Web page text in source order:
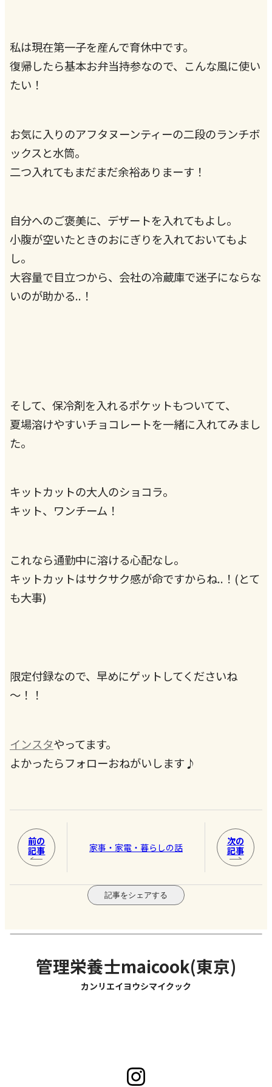
私は現在第一子を産んで育休中です。
復帰したら基本お弁当持参なので、こんな風に使い
たい！
お気に入りのアフタヌーンティーの二段のランチボ
ックスと水筒。
二つ入れてもまだまだ余裕ありまーす！
自分へのご褒美に、デザートを入れてもよし。
小腹が空いたときのおにぎりを入れておいてもよ
し。
大容量で目立つから、会社の冷蔵庫で迷子にならな
いのが助かる..！
そして、保冷剤を入れるポケットもついてて、
夏場溶けやすいチョコレートを一緒に入れてみまし
た。
キットカットの大人のショコラ。
キット、ワンチーム！
これなら通勤中に溶ける心配なし。
キットカットはサクサク感が命ですからね..！(とて
も大事)
限定付録なので、早めにゲットしてくださいね
～！！
インスタやってます。
よかったらフォローおねがいします♪
前の
記事
家事・家電・暮らしの話
次の
記事
記事をシェアする
管理栄養士maicook(東京)
カンリエイヨウシマイクック